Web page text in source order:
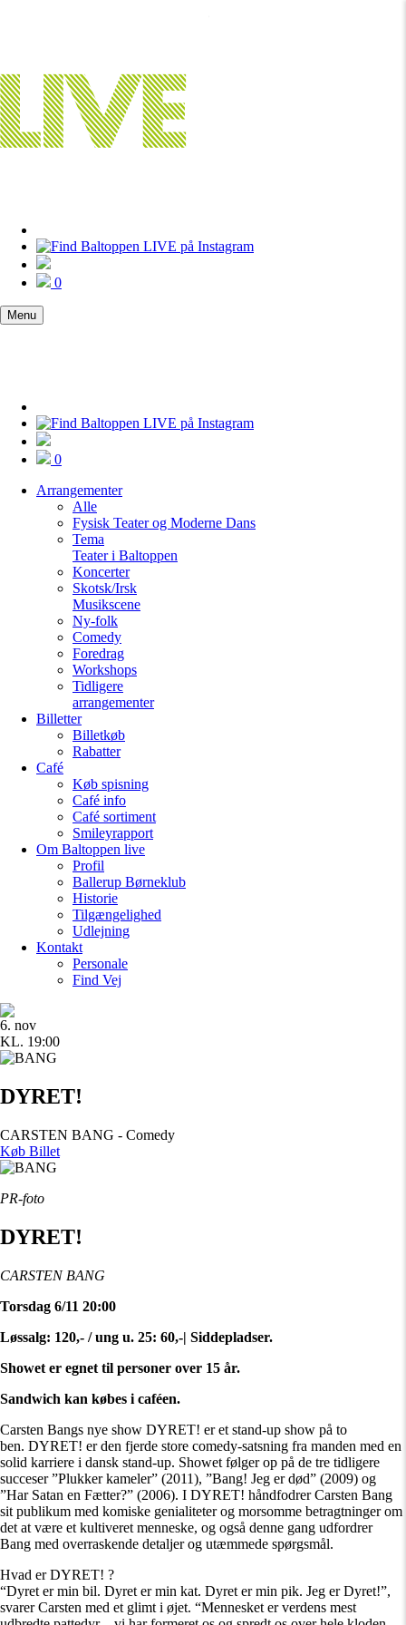
0
Menu
0
Arrangementer
Alle
Fysisk Teater og Moderne Dans
Tema
Teater i Baltoppen
Koncerter
Skotsk/Irsk
Musikscene
Ny-folk
Comedy
Foredrag
Workshops
Tidligere
arrangementer
Billetter
Billetkøb
Rabatter
Café
Køb spisning
Café info
Café sortiment
Smileyrapport
Om Baltoppen live
Profil
Ballerup Børneklub
Historie
Tilgængelighed
Udlejning
Kontakt
Personale
Find Vej
6. nov
KL. 19:00
DYRET!
CARSTEN BANG - Comedy
Køb Billet
PR-foto
DYRET!
CARSTEN BANG
Torsdag 6/11 20:00
Løssalg: 120,- / ung u. 25: 60,-| Siddepladser.
Showet er egnet til personer over 15 år.
Sandwich kan købes i caféen.
Carsten Bangs nye show DYRET! er et stand-up show på to
ben. DYRET! er den fjerde store comedy-satsning fra manden med en
solid karriere i dansk stand-up. Showet følger op på de tre tidligere
succeser ”Plukker kameler” (2011), ”Bang! Jeg er død” (2009) og
”Har Satan en Fætter?” (2006). I DYRET! håndfodrer Carsten Bang
sit publikum med komiske genialiteter og morsomme betragtninger om
det at være et kultiveret menneske, og også denne gang udfordrer
Bang med overraskende detaljer og utæmmede spørgsmål.
Hvad er DYRET! ?
“Dyret er min bil. Dyret er min kat. Dyret er min pik. Jeg er Dyret!”,
svarer Carsten med et glimt i øjet. “Mennesket er verdens mest